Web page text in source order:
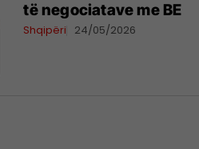
të negociatave me BE
Shqipëri 24/05/2026